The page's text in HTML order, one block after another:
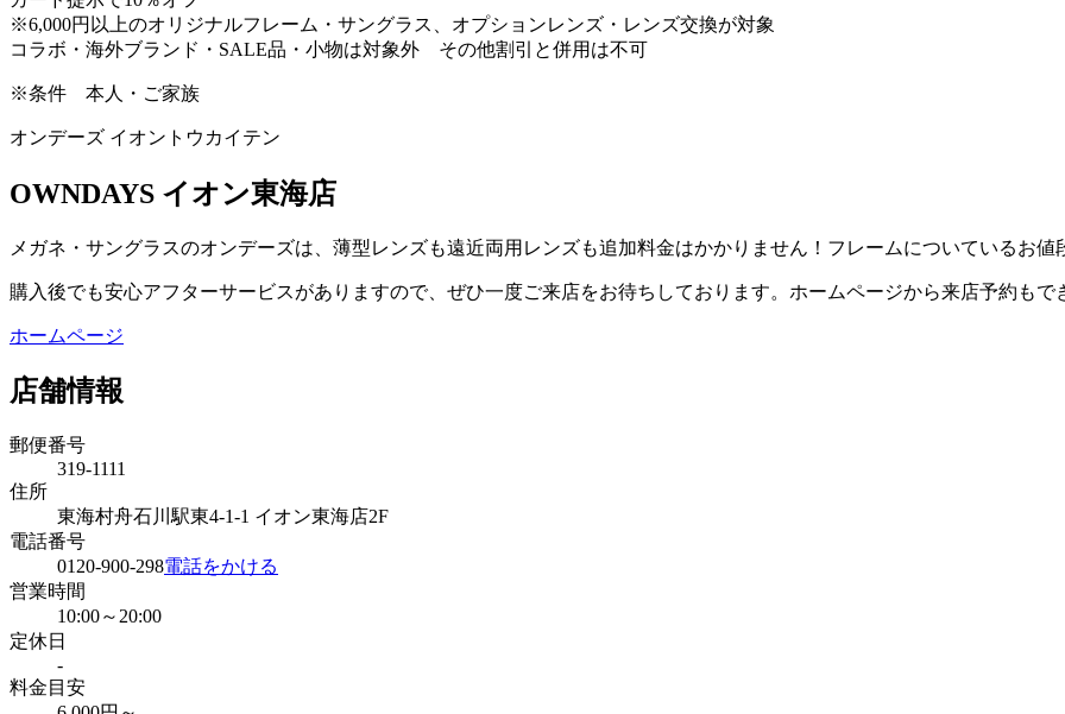
※6,000円以上のオリジナルフレーム・サングラス、オプションレンズ・レンズ交換が対象
コラボ・海外ブランド・SALE品・小物は対象外 その他割引と併用は不可
※条件 本人・ご家族
オンデーズ イオントウカイテン
OWNDAYS イオン東海店
メガネ・サングラスのオンデーズは、薄型レンズも遠近両用レンズも追加料金はかかりません！フレームについているお値
購入後でも安心アフターサービスがありますので、ぜひ一度ご来店をお待ちしております。ホームページから来店予約もで
ホームページ
店舗情報
郵便番号
319-1111
住所
東海村舟石川駅東4-1-1 イオン東海店2F
電話番号
0120-900-298電話をかける
営業時間
10:00～20:00
定休日
-
料金目安